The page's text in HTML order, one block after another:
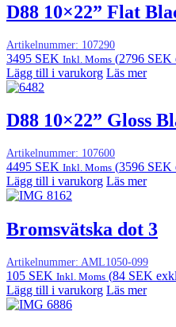
D88 10×22” Flat
Artikelnummer: 107290
3495 SEK Inkl. Moms (2796 SEK
Lägg till i varukorg Läs mer
D88 10×22” Gloss
Artikelnummer: 107600
4495 SEK Inkl. Moms (3596 SEK
Lägg till i varukorg Läs mer
Bromsvätska dot 3
Artikelnummer: AML1050-099
105 SEK Inkl. Moms (84 SEK
Lägg till i varukorg Läs mer